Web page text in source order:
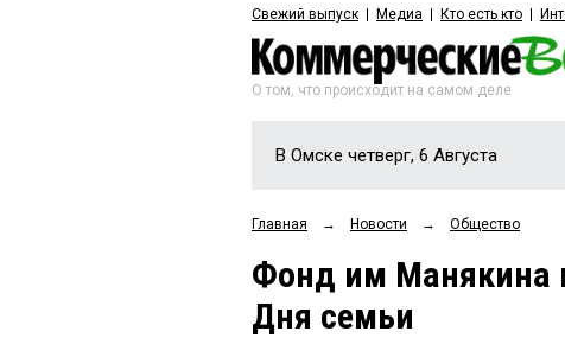
Свежий выпуск Медиа Кто есть кто
О том, что происходит на самом деле
В Омске четверг, 6 Августа
Главная → Новости → Общество
Фонд им Манякина
Дня семьи